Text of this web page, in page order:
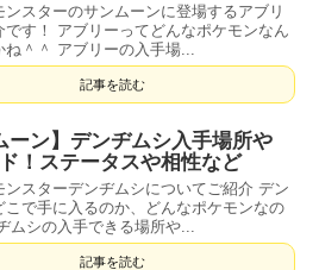
ンスターのサンムーンに登場するアブリ
です！ アブリーってどんなポケモンなん
＾＾ アブリーの入手場...
記事を読む
ーン】デンヂムシ入手場所や
！ステータスや相性など
ンスターデンヂムシについてご紹介 デン
こで手に入るのか、どんなポケモンなの
ムシの入手できる場所や...
記事を読む